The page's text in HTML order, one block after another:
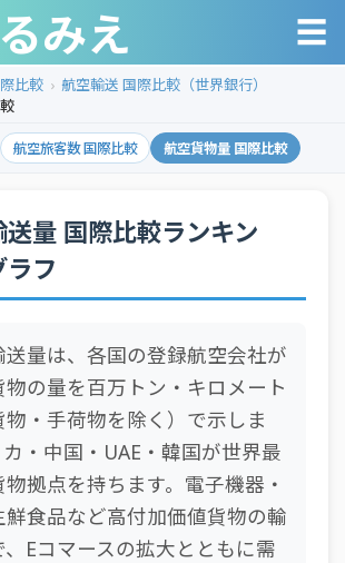
みえ ☰
比較
航空輸送 国際比較（世界銀行）
航空旅客数 国際比較 航空貨物量 国際比較
量 国際比較ランキン
フ
量は、各国の登録航空会社が
の量を百万トン・キロメート
・手荷物を除く）で示しま
・中国・UAE・韓国が世界最
拠点を持ちます。電子機器・
鮮食品など高付加価値貨物の輸
Eコマースの拡大とともに需